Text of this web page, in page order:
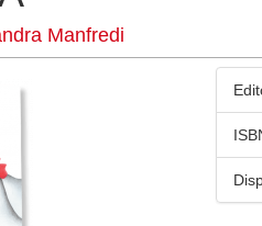
Manfredi